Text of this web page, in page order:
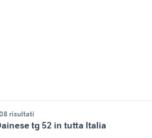
risultati
tg 52 in tutta Italia